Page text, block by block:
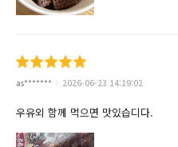
as******* 2026-06-23 14:19:02
우유외 함께 먹으면 맛있습디다.